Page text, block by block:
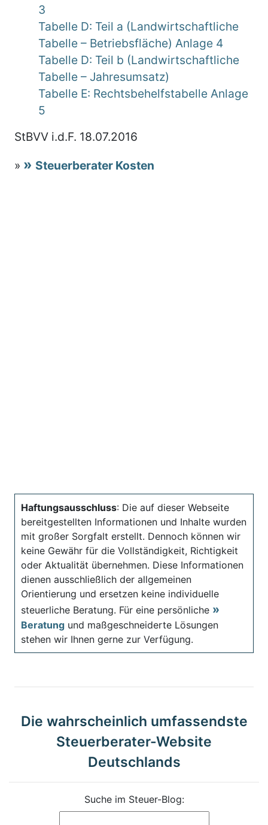
3
Tabelle D: Teil a (Landwirtschaftliche
Tabelle – Betriebsfläche) Anlage 4
Tabelle D: Teil b (Landwirtschaftliche
Tabelle – Jahresumsatz)
Tabelle E: Rechtsbehelfstabelle Anlage
5
StBVV i.d.F. 18.07.2016
»
Steuerberater Kosten
Haftungsausschluss: Die auf dieser Webseite
bereitgestellten Informationen und Inhalte wurden
mit großer Sorgfalt erstellt. Dennoch können wir
keine Gewähr für die Vollständigkeit, Richtigkeit
oder Aktualität übernehmen. Diese Informationen
dienen ausschließlich der allgemeinen
Orientierung und ersetzen keine individuelle
steuerliche Beratung. Für eine persönliche
Beratung und maßgeschneiderte Lösungen
stehen wir Ihnen gerne zur Verfügung.
Die wahrscheinlich umfassendste
Steuerberater-Website
Deutschlands
Suche im Steuer-Blog: